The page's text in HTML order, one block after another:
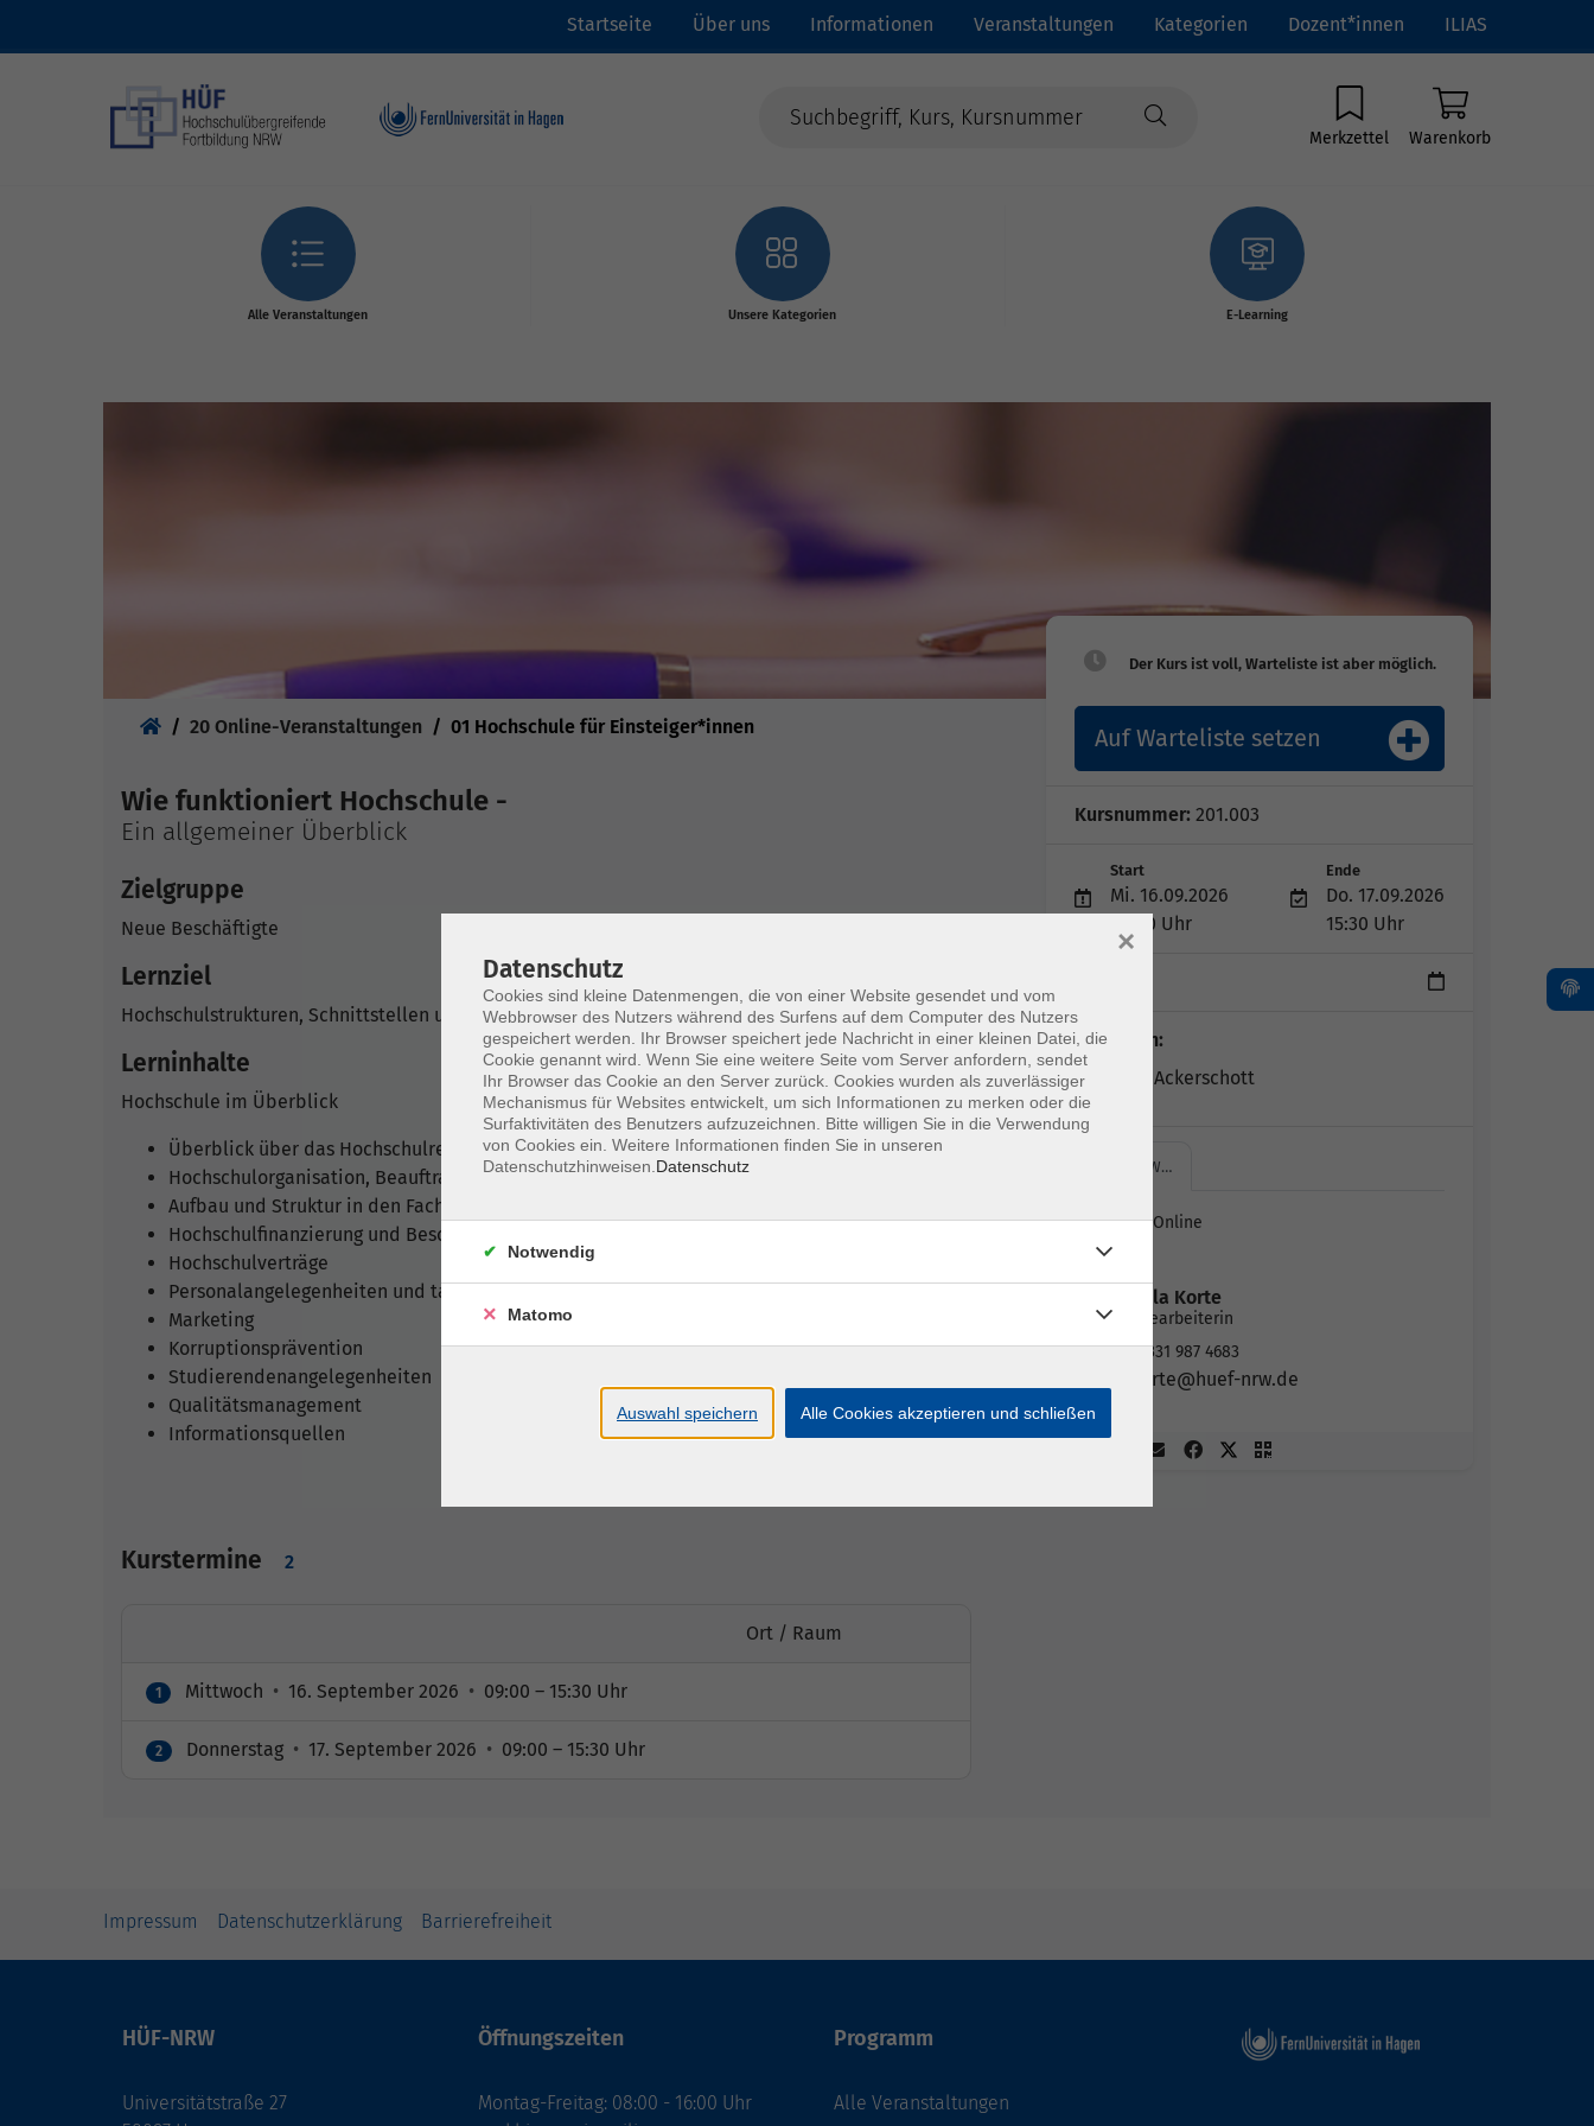
Startseite Über uns Informationen Veranstaltungen Kategorien Dozent*innen ILIAS
Merkzettel Warenkorb
Alle Veranstaltungen Unsere Kategorien E-Learning
20 Online-Veranstaltungen 01 Hochschule für Einsteiger*innen
Wie funktioniert Hochschule -
Ein allgemeiner Überblick
Zielgruppe
Neue Beschäftigte
Lernziel
Hochschulstrukturen, Schnittstellen und Prozesse im Zusammenhang kennen lernen
Lerninhalte
Hochschule im Überblick
Überblick über das Hochschulrecht
Hochschulorganisation, Beauftragte und Gremien
Aufbau und Struktur in den Fachbereichen / Fakultäten
Hochschulfinanzierung und Beschaffungen
Hochschulverträge
Personalangelegenheiten und tarifliche Grundlagen
Marketing
Korruptionsprävention
Studierendenangelegenheiten
Qualitätsmanagement
Informationsquellen
Kurstermine 2
Ort / Raum
1 Mittwoch • 16. September 2026 • 09:00 – 15:30 Uhr
2 Donnerstag • 17. September 2026 • 09:00 – 15:30 Uhr
Auf Warteliste setzen
Kursnummer: 201.003
Start
Mi. 16.09.2026
09:00 Uhr
Ende
Do. 17.09.2026
15:30 Uhr
Dozent*in:
Rebecca Ackerschott
HÜF-NRW…
HÜF-NRW Online
Zoom
Daniela Korte
Sachbearbeiterin
02331 987 4683
korte@huef-nrw.de
Impressum Datenschutzerklärung Barrierefreiheit
HÜF-NRW
Universitätstraße 27
Öffnungszeiten
Montag-Freitag: 08:00 - 16:00 Uhr
Programm
Alle Veranstaltungen
Datenschutz
Cookies sind kleine Datenmengen, die von einer Website gesendet und vom
Webbrowser des Nutzers während des Surfens auf dem Computer des Nutzers
gespeichert werden. Ihr Browser speichert jede Nachricht in einer kleinen Datei, die
Cookie genannt wird. Wenn Sie eine weitere Seite vom Server anfordern, sendet
Ihr Browser das Cookie an den Server zurück. Cookies wurden als zuverlässiger
Mechanismus für Websites entwickelt, um sich Informationen zu merken oder die
Surfaktivitäten des Benutzers aufzuzeichnen. Bitte willigen Sie in die Verwendung
von Cookies ein. Weitere Informationen finden Sie in unseren
Datenschutzhinweisen. Datenschutz
×
Notwendig
Matomo
Auswahl speichern Alle Cookies akzeptieren und schließen